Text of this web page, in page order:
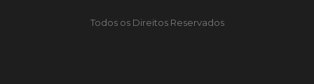
Todos os Direitos Reservados